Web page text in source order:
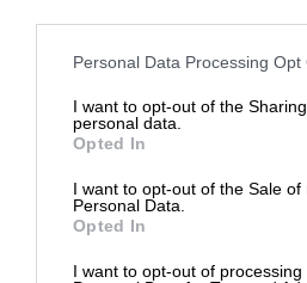
Please note that this website/app
not limited to your visit or usage
grant or deny consent to Google
use your data for below specified
consent section.
Personal Data Processing Opt
I want to opt-out of the
personal data.
Opted In
I want to opt-out of the Sale of
Personal Data.
Opted In
I want to opt-out of processing
percenta pochádzajú z vetra.
nórskeho pobrežia veľmi
Krajina, s množstvom
Slovensko, je tak najväčším
energií.